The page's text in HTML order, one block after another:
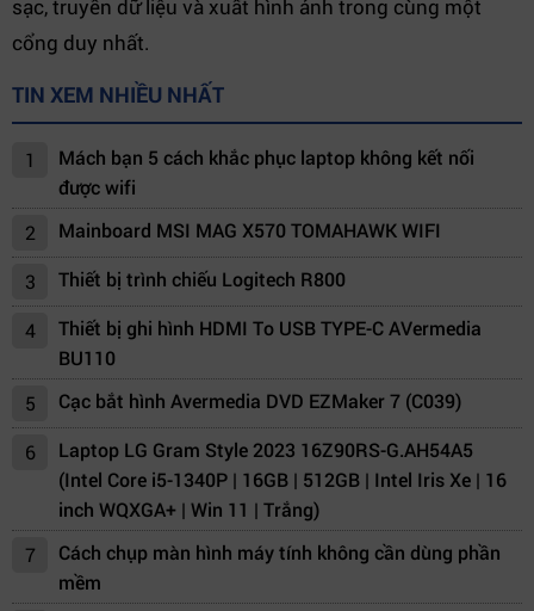
sạc, truyền dữ liệu và xuất hình ảnh trong cùng một
cổng duy nhất.
TIN XEM NHIỀU NHẤT
1
Mách bạn 5 cách khắc phục laptop không kết nối
được wifi
2
Mainboard MSI MAG X570 TOMAHAWK WIFI
3 Thiết bị trình chiếu Logitech R800
4
Thiết bị ghi hình HDMI To USB TYPE-C AVermedia
BU110
5
Cạc bắt hình Avermedia DVD EZMaker 7 (C039)
6
Laptop LG Gram Style 2023 16Z90RS-G.AH54A5
(Intel Core i5-1340P | 16GB | 512GB | Intel Iris Xe | 16
inch WQXGA+ | Win 11 | Trắng)
7
Cách chụp màn hình máy tính không cần dùng phần
mềm